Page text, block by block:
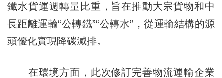
鐵水貨運週轉量比重，旨在推動大宗貨物和中
長距離運輸“公轉鐵”“公轉水”，從運輸結構的源
頭優化實現降碳減排。
在環境方面，此次修訂完善物流運輸企業